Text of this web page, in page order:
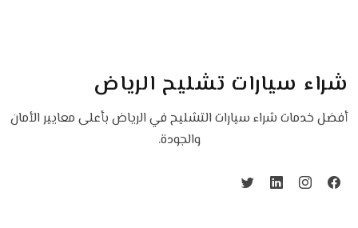
شراء سيارات تشليح الرياض
أفضل خدمات شراء سيارات التشليح في الرياض بأعلى معايير الأمان
والجودة.